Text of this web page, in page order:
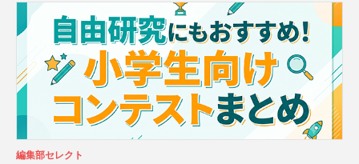
編集部セレクト